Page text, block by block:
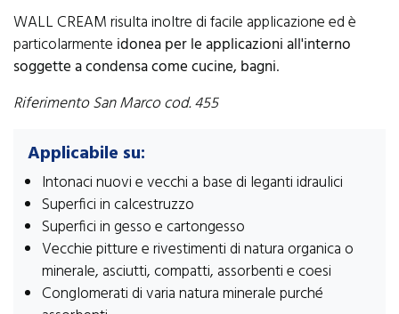
WALL CREAM risulta inoltre di facile applicazione ed è
particolarmente idonea per le applicazioni all'interno
soggette a condensa come cucine, bagni.
Riferimento San Marco cod. 455
Applicabile su:
Intonaci nuovi e vecchi a base di leganti idraulici
Superfici in calcestruzzo
Superfici in gesso e cartongesso
Vecchie pitture e rivestimenti di natura organica o
minerale, asciutti, compatti, assorbenti e coesi
Conglomerati di varia natura minerale purché